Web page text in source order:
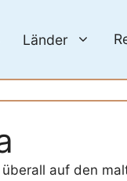
Länder
auf den